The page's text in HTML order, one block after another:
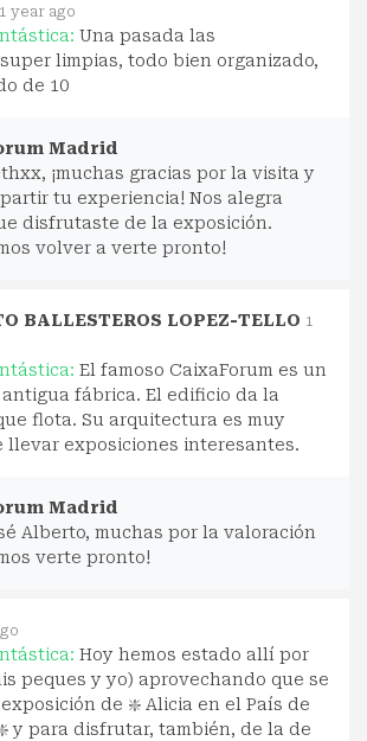
1 year ago
Una pasada las
limpias, todo bien organizado,
de 10
Madrid
¡muchas gracias por la visita y
tu experiencia! Nos alegra
disfrutaste de la exposición.
volver a verte pronto!
BALLESTEROS LOPEZ-TELLO 1
El famoso CaixaForum es un
fábrica. El edificio da la
flota. Su arquitectura es muy
llevar exposiciones interesantes.
Madrid
Alberto, muchas por la valoración
verte pronto!
Hoy hemos estado allí por
peques y yo) aprovechando que se
de ❇️ Alicia en el País de
y para disfrutar, también, de la de